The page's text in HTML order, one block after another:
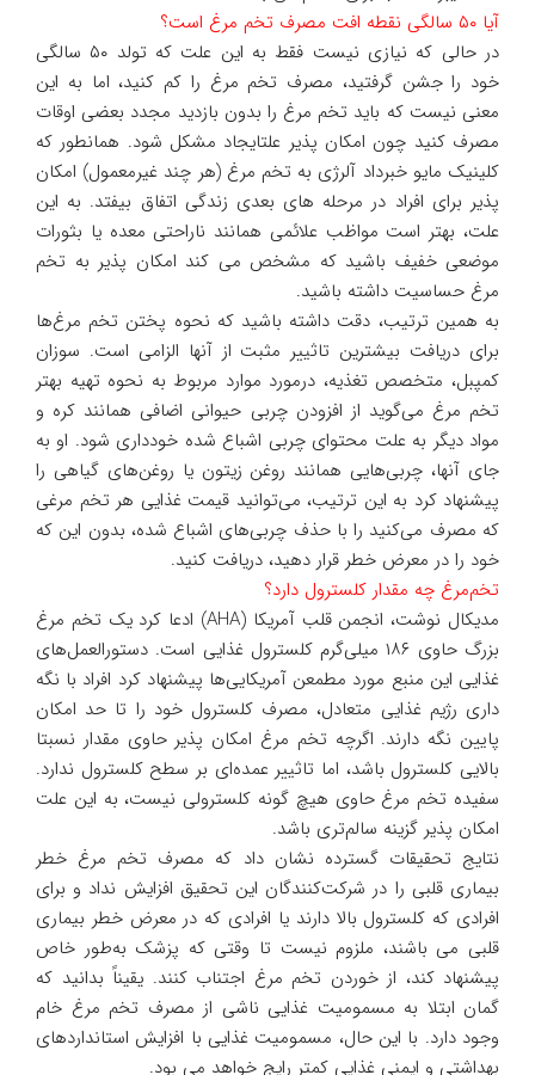
آیا ۵۰ سالگی نقطه افت مصرف تخم مرغ است؟
در حالی که نیازی نیست فقط به این علت که تولد ۵۰ سالگی
خود را جشن گرفتید، مصرف تخم مرغ را کم کنید، اما به این
معنی نیست که باید تخم مرغ را بدون بازدید مجدد بعضی اوقات
مصرف کنید چون امکان پذیر علتایجاد مشکل شود. همانطور که
کلینیک مایو خبرداد آلرژی به تخم مرغ (هر چند غیرمعمول) امکان
پذیر برای افراد در مرحله های بعدی زندگی اتفاق بیفتد. به این
علت، بهتر است مواظب علائمی همانند ناراحتی معده یا بثورات
موضعی خفیف باشید که مشخص می کند امکان پذیر به تخم
مرغ حساسیت داشته باشید.
به همین ترتیب، دقت داشته باشید که نحوه پختن تخم‌ مرغ‌ها
برای دریافت بیشترین تاثییر مثبت از آنها الزامی است. سوزان
کمپبل، متخصص تغذیه، درمورد موارد مربوط به نحوه تهیه بهتر
تخم مرغ می‌گوید از افزودن چربی حیوانی اضافی همانند کره و
مواد دیگر به علت محتوای چربی اشباع شده خودداری شود. او به
جای آنها، چربی‌هایی همانند روغن زیتون یا روغن‌های گیاهی را
پیشنهاد کرد به این ترتیب، می‌توانید قیمت غذایی هر تخم مرغی
که مصرف می‌کنید را با حذف چربی‌های اشباع شده، بدون این که
خود را در معرض خطر قرار دهید، دریافت کنید.
تخم‌مرغ چه مقدار کلسترول دارد؟
مدیکال نوشت، انجمن قلب آمریکا (AHA) ادعا کرد یک تخم مرغ
بزرگ حاوی ۱۸۶ میلی‌گرم کلسترول غذایی است. دستورالعمل‌های
غذایی این منبع مورد مطمعن آمریکایی‌ها پیشنهاد کرد افراد با نگه
داری رژیم غذایی متعادل، مصرف کلسترول خود را تا حد امکان
پایین نگه دارند. اگرچه تخم مرغ امکان پذیر حاوی مقدار نسبتا
بالایی کلسترول باشد، اما تاثییر عمده‌ای بر سطح کلسترول ندارد.
سفیده تخم مرغ حاوی هیچ گونه کلسترولی نیست، به این علت
امکان پذیر گزینه سالم‌تری باشد.
نتایج تحقیقات گسترده نشان داد که مصرف تخم مرغ خطر
بیماری قلبی را در شرکت‌کنندگان این تحقیق افزایش نداد و برای
افرادی که کلسترول بالا دارند یا افرادی که در معرض خطر بیماری
قلبی می باشند، ملزوم نیست تا وقتی که پزشک به‌طور خاص
پیشنهاد کند، از خوردن تخم مرغ اجتناب کنند. یقیناً بدانید که
گمان ابتلا به مسمومیت غذایی ناشی از مصرف تخم مرغ خام
وجود دارد. با این حال، مسمومیت غذایی با افزایش استانداردهای
بهداشتی و ایمنی غذایی کمتر رایج خواهد می بود.